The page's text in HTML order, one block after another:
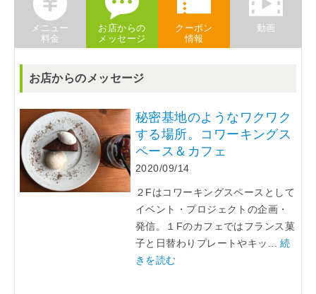
メニュー
料金
お店からの
メッセージ
クーポン
情報
動画
お店からのメッセージ
秘密基地のようなワクワク
する場所。コワーキングス
ペース＆カフェ
2020/09/14
２Fはコワーキングスペースとして
イベント・プロジェクトの企画・
発信。１Fのカフェではフランス菓
子と日替わりプレートやキッ...続
きを読む